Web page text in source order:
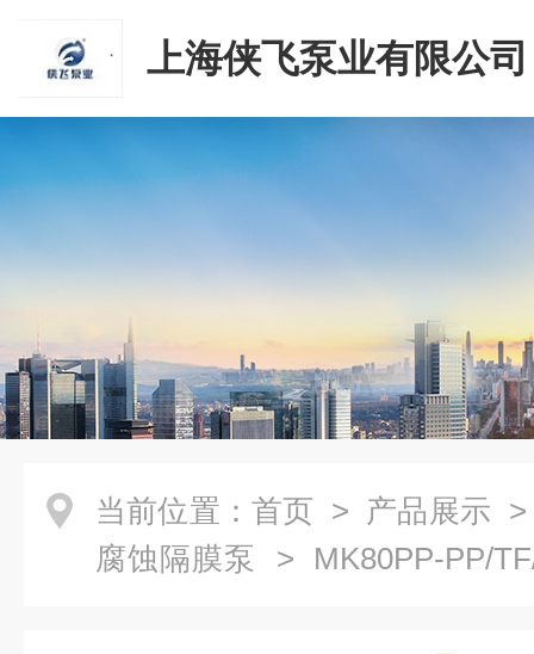
上海侠飞泵业有限公司
当前位置： 首页 > 产品展示
腐蚀隔膜泵 > MK80PP-PP/